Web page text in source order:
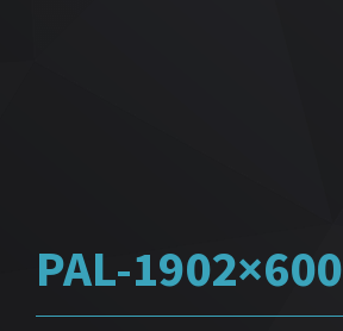
PAL-1902×600